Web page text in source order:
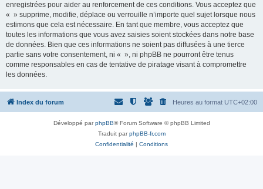
enregistrées pour aider au renforcement de ces conditions. Vous acceptez que
« » supprime, modifie, déplace ou verrouille n’importe quel sujet lorsque nous
estimons que cela est nécessaire. En tant que membre, vous acceptez que
toutes les informations que vous avez saisies soient stockées dans notre base
de données. Bien que ces informations ne soient pas diffusées à une tierce
partie sans votre consentement, ni « », ni phpBB ne pourront être tenus
comme responsables en cas de tentative de piratage visant à compromettre
les données.
Index du forum Heures au format UTC+02:00
Développé parphpBB® Forum Software © phpBB Limited
Traduit parphpBB-fr.com
Confidentialité | Conditions